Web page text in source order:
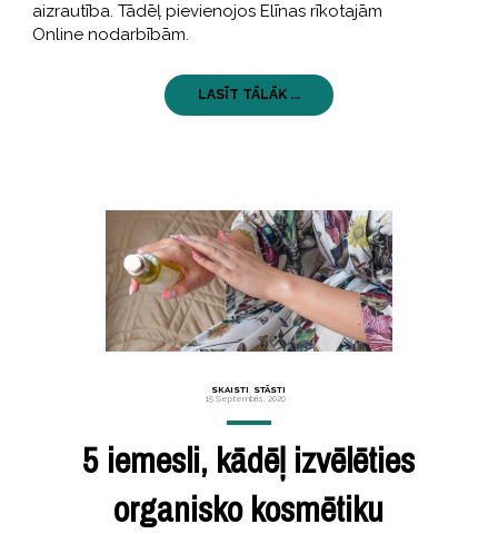
aizrautība. Tādēļ pievienojos Elīnas rīkotajām
Online nodarbībām.
LASĪT TĀLĀK ...
SKAISTI STĀSTI
15 Septembris, 2020
5 iemesli, kādēļ izvēlēties
organisko kosmētiku